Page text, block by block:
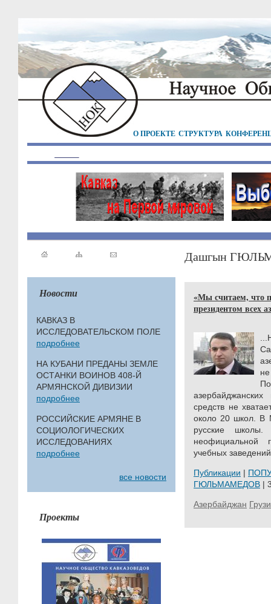
О ПРОЕКТЕ СТРУКТУРА
Новости
КАВКАЗ В
ИССЛЕДОВАТЕЛЬСКОМ ПОЛЕ
подробнее
НА КУБАНИ ПРЕДАНЫ ЗЕМЛЕ
ОСТАНКИ ВОИНОВ 408-Й
АРМЯНСКОЙ ДИВИЗИИ
подробнее
РОССИЙСКИЕ АРМЯНЕ В
СОЦИОЛОГИЧЕСКИХ
ИССЛЕДОВАНИЯХ
подробнее
все новости
Проекты
Дашгын
«Мы считаем, что
президентом всех
средств не
около 20 школ. В
русские
неофициальной
учебных
Публикации |
ГЮЛЬМАМЕДОВ |
Азербайджан